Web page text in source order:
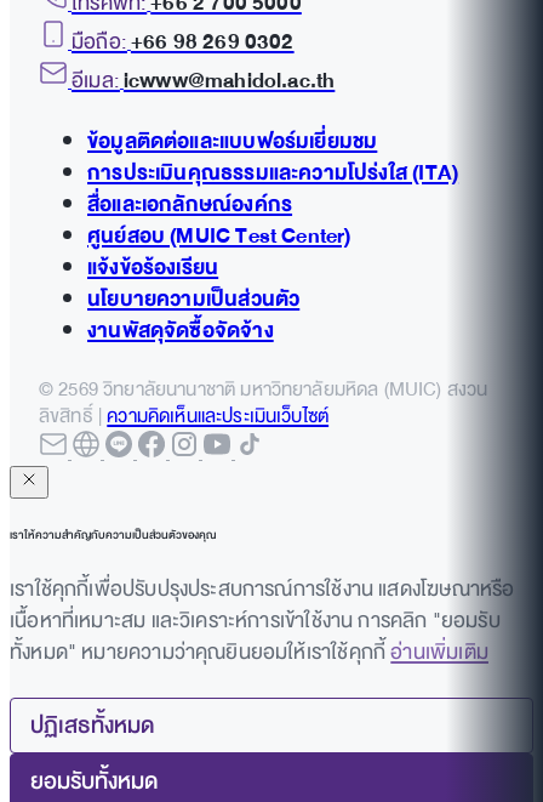
มือถือ:+66 98 269 0302
อีเมล:icwww@mahidol.ac.th
ข้อมูลติดต่อและแบบฟอร์มเยี่ยมชม
การประเมินคุณธรรมและความโปร่งใส (ITA)
สื่อและเอกลักษณ์องค์กร
ศูนย์สอบ (MUIC Test Center)
แจ้งข้อร้องเรียน
นโยบายความเป็นส่วนตัว
งานพัสดุจัดซื้อจัดจ้าง
© 2569 วิทยาลัยนานาชาติ มหาวิทยาลัยมหิดล (MUIC) สงวน
ลิขสิทธิ์ |ความคิดเห็นและประเมินเว็บไซต์
เราให้ความสำคัญกับความเป็นส่วนตัวของคุณ
เราใช้คุกกี้เพื่อปรับปรุงประสบการณ์การใช้งาน แสดงโฆษณาหรือ
เนื้อหาที่เหมาะสม และวิเคราะห์การเข้าใช้งาน การคลิก "ยอมรับ
ทั้งหมด" หมายความว่าคุณยินยอมให้เราใช้คุกกี้อ่านเพิ่มเติม
ปฏิเสธทั้งหมด
ยอมรับทั้งหมด